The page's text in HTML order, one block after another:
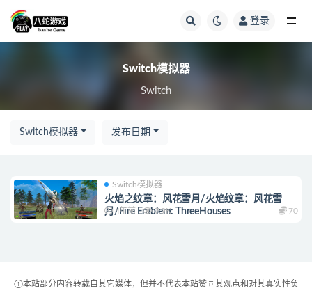
登录
Switch模拟器
Switch
Switch模拟器 发布日期
Switch模拟器
火焰之纹章：风花雪月/火焰纹章：风花雪
月/Fire Emblem: ThreeHouses
4年前 7.9K 70
①本站部分内容转载自其它媒体，但并不代表本站赞同其观点和对其真实性负